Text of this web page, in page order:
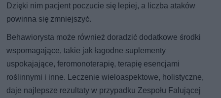
Dzięki nim pacjent poczucie się lepiej, a liczba ataków
powinna się zmniejszyć.
Behawiorysta może również doradzić dodatkowe środki
wspomagające, takie jak łagodne suplementy
uspokajające, feromonoterapię, terapię esencjami
roślinnymi i inne. Leczenie wieloaspektowe, holistyczne,
daje najlepsze rezultaty w przypadku Zespołu Falującej